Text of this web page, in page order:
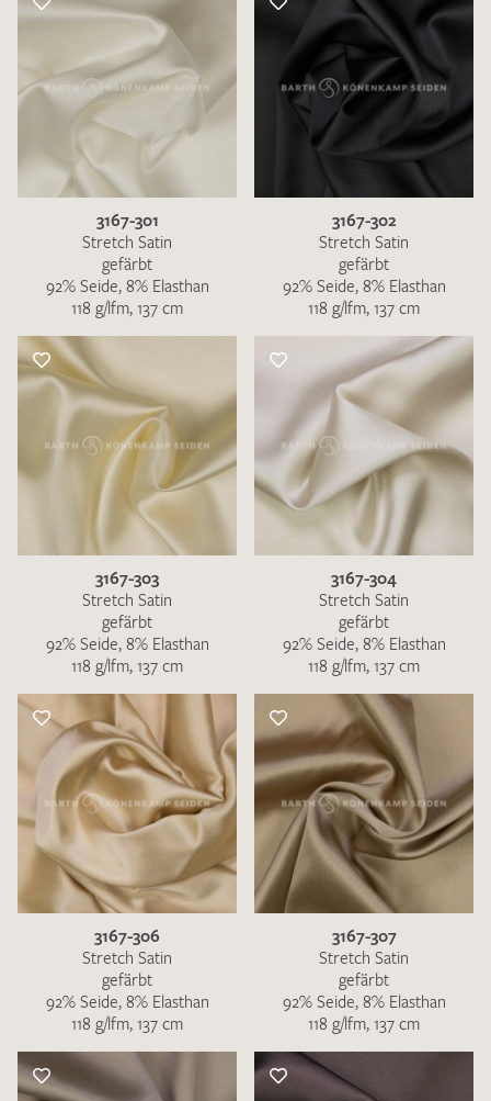
Ich bin damit einverstanden, dass meine angegebenen Daten
zur Beantwortung meiner Musteranfrage genutzt werden.
DieDatenschutzbestimmungenhabe ich zur Kenntnis
genommen und akzeptiere diese.
MUSTERANFRAGE SENDEN
3167-301
Stretch Satin
gefärbt
92% Seide, 8% Elasthan
118 g/lfm, 137 cm
3167-302
Stretch Satin
gefärbt
92% Seide, 8% Elasthan
118 g/lfm, 137 cm
3167-303
Stretch Satin
gefärbt
92% Seide, 8% Elasthan
118 g/lfm, 137 cm
3167-304
Stretch Satin
gefärbt
92% Seide, 8% Elasthan
118 g/lfm, 137 cm
3167-306
Stretch Satin
gefärbt
92% Seide, 8% Elasthan
118 g/lfm, 137 cm
3167-307
Stretch Satin
gefärbt
92% Seide, 8% Elasthan
118 g/lfm, 137 cm